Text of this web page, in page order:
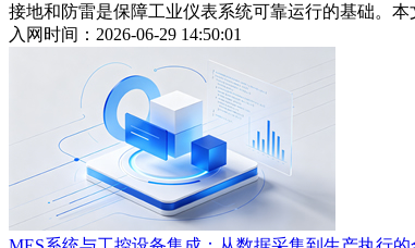
接地和防雷是保障工业仪表系统可靠运行的基础。
入网时间：2026-06-29 14:50:01